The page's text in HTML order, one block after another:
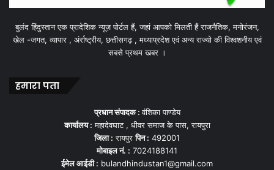
बुलंद हिंदुस्तान एक प्रादेशिक न्यूज़ पोर्टल हैं, जहां आपको मिलती हैं राजनैतिक, मनोरंजन,
खेल -जगत, व्यापार , अंर्राष्ट्रीय, छत्तीसगढ़ , मध्याप्रदेश एवं अन्य राज्यो की विश्वशनीय एवं
सबसे प्रथम खबर ।
हमारा पता
प्रधान संपादक :वंशिका पाण्डेय
कार्यालय : महादेवघाट , धीवर समाज के पास, रायपुरा
जिला : रायपुरपिन : 492001
मोबाइल नं. : 7024188141
ईमेल आईडी : bulandhindustan1@gmail.com